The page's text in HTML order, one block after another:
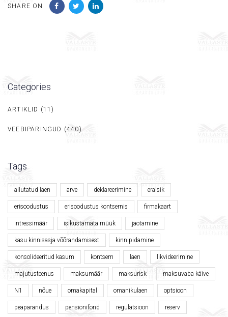
SHARE ON
Categories
ARTIKLID (11)
VEEBIPÄRINGUD (440)
Tags
allutatud laen arve deklareerimine eraisik
erisoodustus erisoodustus kontsernis firmakaart
intressimäär isikustamata müük jaotamine
kasu kinnisasja võõrandamisest kinnipidamine
konsolideeritud kasum kontsern laen likvideerimine
majutusteenus maksumäär maksurisk maksuvaba käive
N1 nõue omakapital omanikulaen optsioon
peaparandus pensionifond regulatsioon reserv